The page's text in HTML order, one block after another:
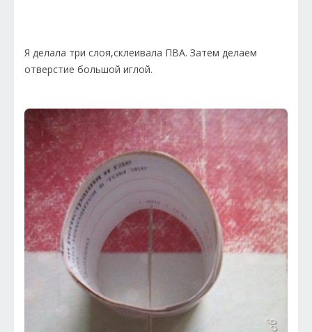
Я делала три слоя,склеивала ПВА. Затем делаем
отверстие большой иглой.